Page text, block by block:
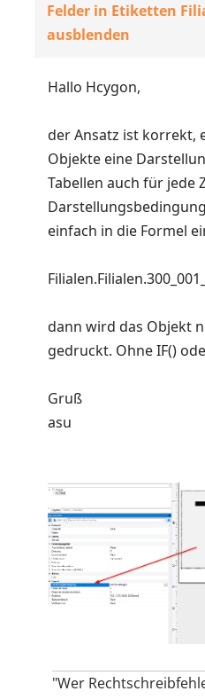
Felder in Etiketten
ausblenden
Hallo Hcygon,
der Ansatz ist korrekt,
Objekte eine
Tabellen auch für jede
einfach in die Formel
dann wird das Objekt
gedruckt. Ohne IF()
Gruß
asu
"Wer